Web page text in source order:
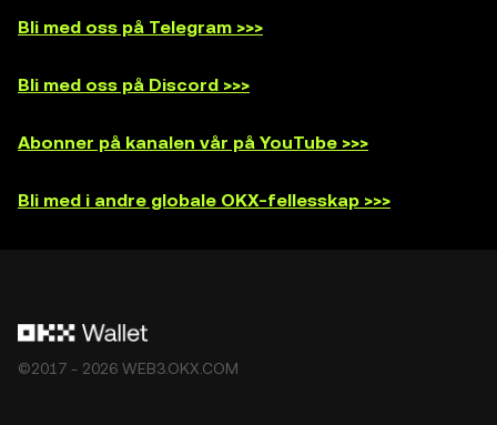
Bli med oss på Telegram >>>
Bli med oss på Discord >>>
Abonner på kanalen vår på YouTube >>>
Bli med i andre globale OKX-fellesskap >>>
©2017 - 2026 WEB3.OKX.COM